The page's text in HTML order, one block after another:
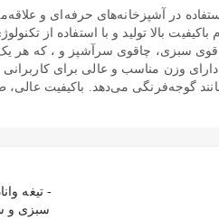
است که برای استفاده در
چاقوی سرآشپز و ، که هر
وزن مناسب و عالی برای
گوجه‌فرنگی می‌دهد. باکیفیت
سبزی و